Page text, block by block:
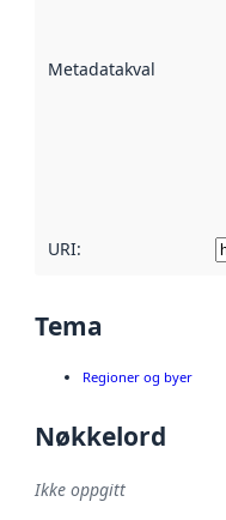
Metadatakvalitet
URI:
Tema
Regioner og byer
Nøkkelord
Ikke oppgitt